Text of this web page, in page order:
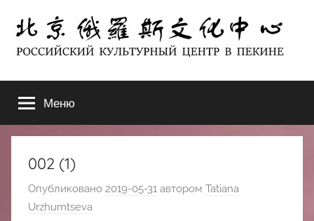
содержимому
北
京
俄
罗
ЦЕНТР
В
ПЕКИНЕ
Меню
002 (1)
Опубликовано 2019-05-31 автором Tatiana
Urzhumtseva